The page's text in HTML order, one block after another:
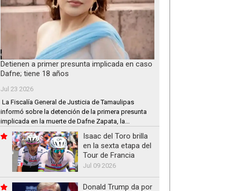
Detienen a primer presunta implicada en caso
Dafne; tiene 18 años
Jul 23 2026
La Fiscalía General de Justicia de Tamaulipas
informó sobre la detención de la primera presunta
implicada en la muerte de Dafne Zapata, la...
Isaac del Toro brilla
en la sexta etapa del
Tour de Francia
Jul 09 2026
Donald Trump da por